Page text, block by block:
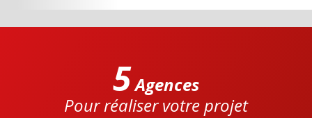
5Agences
Pour réaliser votre projet